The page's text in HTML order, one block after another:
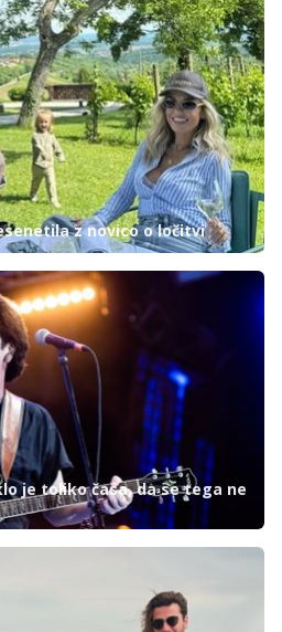
z novico o ločitvi
je toliko časa, da se tega ne